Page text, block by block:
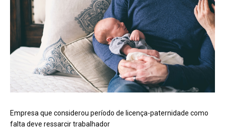
Empresa que considerou período de licença-paternidade como
falta deve ressarcir trabalhador